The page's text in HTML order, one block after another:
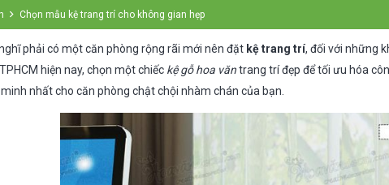
Chọn mẫu kệ trang trí cho không gian hẹp
phải có một căn phòng rộng rãi mới nên đặt kệ trang trí, đối với những
hiện nay, chọn một chiếc kệ gỗ hoa văntrang trí đẹp để tối ưu hóa
nhất cho căn phòng chật chội nhàm chán của bạn.